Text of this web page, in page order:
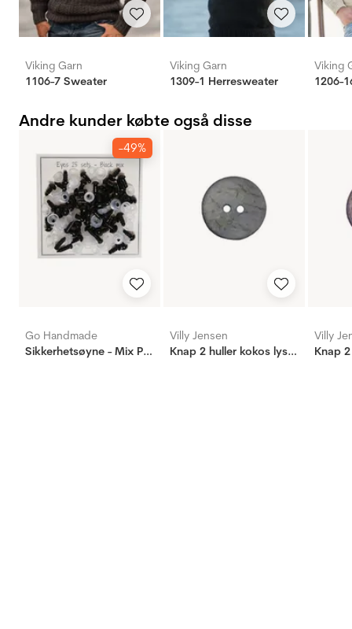
Viking Garn
1106-7 Sweater
Viking Garn
1309-1 Herresweater
Viking
1206-
Andre kunder købte også disse
-49%
Go Handmade
Sikkerhetsøyne - Mix Pakke - 25 Par
Villy Jensen
Knap 2 huller kokos lyseblå, 15mm
Villy